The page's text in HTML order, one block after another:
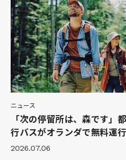
ニュース
「次の停留所は、森です」
行バスがオランダで無料運行
2026.07.06